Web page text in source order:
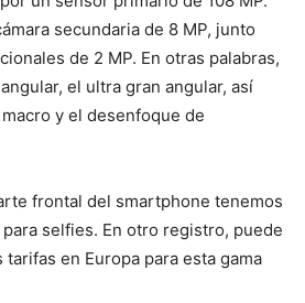
secundaria de 8 MP, junto
de 2 MP. En otras palabras,
el ultra gran angular, así
y el desenfoque de
frontal del smartphone tenemos
para selfies. En otro registro, puede
en Europa para esta gama